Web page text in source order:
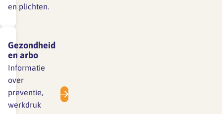
en plichten.
Gezondheid
en arbo
Informatie
over
preventie,
werkdruk